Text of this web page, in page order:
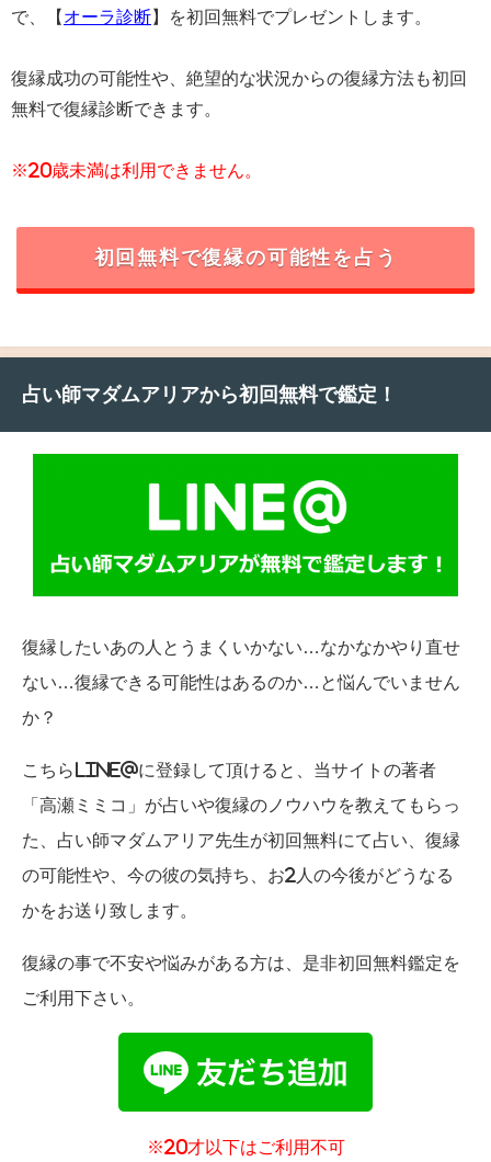
で、【 オーラ診断】を初回無料でプレゼントします。
復縁成功の可能性や、絶望的な状況からの復縁方法も初回
無料で復縁診断できます。
※20歳未満は利用できません。
初回無料で復縁の可能性を占う
占い師マダムアリアから初回無料で鑑定！
復縁したいあの人とうまくいかない…なかなかやり直せ
ない…復縁できる可能性はあるのか…と悩んでいません
か？
こちらLINE@に登録して頂けると、当サイトの著者
「高瀬ミミコ」が占いや復縁のノウハウを教えてもらっ
た、占い師マダムアリア先生が初回無料にて占い、復縁
の可能性や、今の彼の気持ち、お2人の今後がどうなる
かをお送り致します。
復縁の事で不安や悩みがある方は、是非初回無料鑑定を
ご利用下さい。
※20才以下はご利用不可